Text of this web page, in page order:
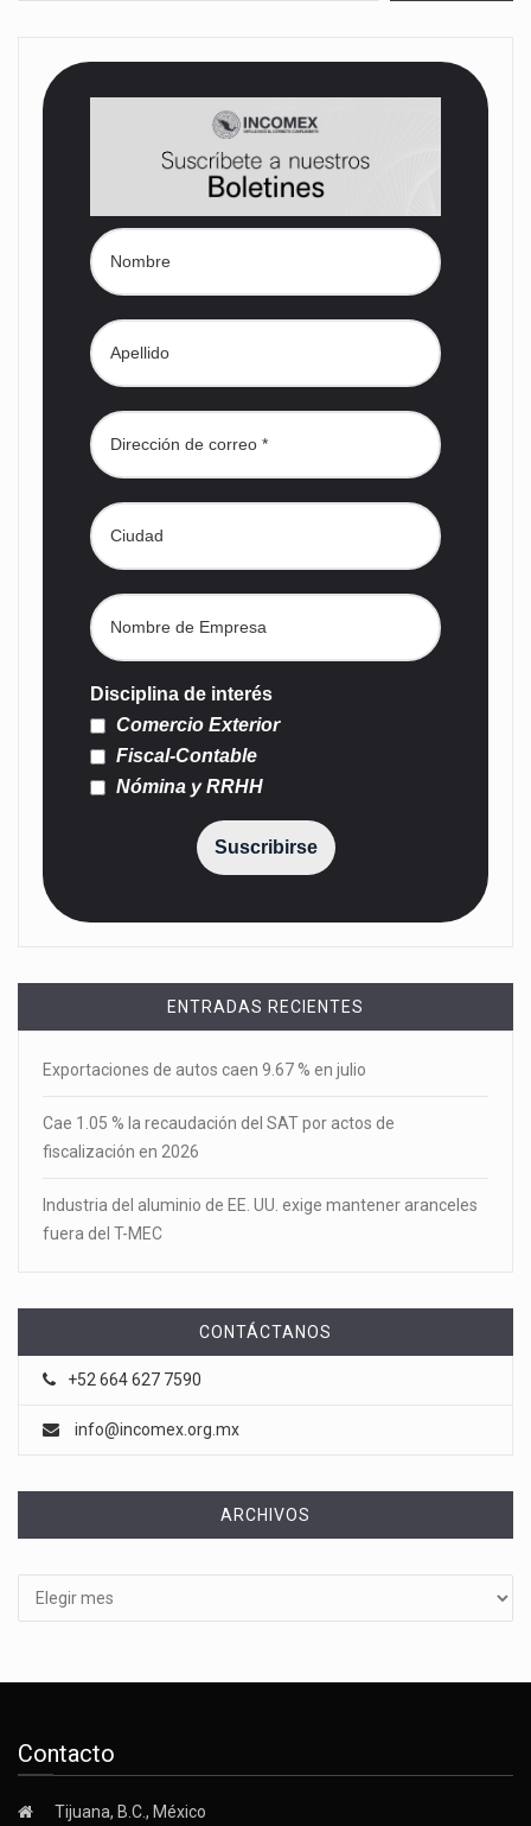
Disciplina de interés
Comercio Exterior
Fiscal-Contable
Nómina y RRHH
Suscribirse
ENTRADAS RECIENTES
Exportaciones de autos caen 9.67 % en julio
Cae 1.05 % la recaudación del SAT por actos de
fiscalización en 2026
Industria del aluminio de EE. UU. exige mantener aranceles
fuera del T-MEC
CONTÁCTANOS
+52 664 627 7590
info@incomex.org.mx
ARCHIVOS
Contacto
Tijuana, B.C., México